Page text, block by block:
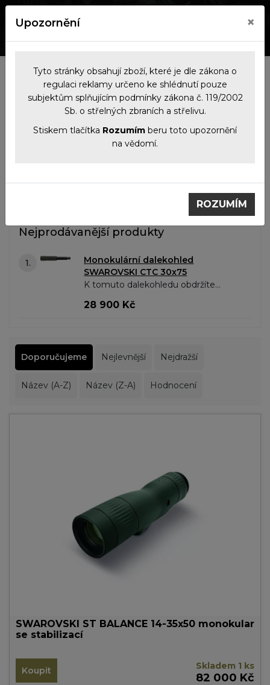
Kategorie
Filtrace produktů
Nejprodávanější produkty
1.
Monokulární dalekohled
SWAROVSKI CTC 30x75
K tomuto dalekohledu obdržíte
čistící sadu Swarovski v hodnotě
28 900 Kč
Doporučujeme Nejlevnější Nejdražší
Název (A-Z) Název (Z-A) Hodnocení
SWAROVSKI ST BALANCE 14-35x50 monokular
se stabilizací
Koupit Skladem 1 ks
82 000 Kč
Upozornění ×
Tyto stránky obsahují zboží, které je dle zákona o
regulaci reklamy určeno ke shlédnutí pouze
subjektům splňujícím podmínky zákona č. 119/2002
Sb. o střelných zbraních a střelivu.
Stiskem tlačítka Rozumím beru toto upozornění
na vědomí.
ROZUMÍM